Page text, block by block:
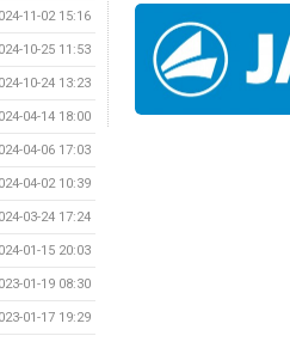
11-02 15:16
10-25 11:53
10-24 13:23
04-14 18:00
04-06 17:03
04-02 10:39
03-24 17:24
01-15 20:03
01-19 08:30
01-17 19:29